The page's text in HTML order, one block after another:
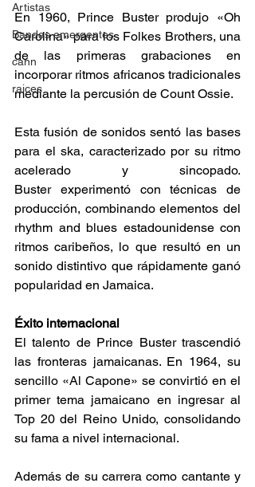
Artistas
Bandas emergentes
cann
raices
En 1960, Prince Buster produjo «Oh
Carolina» para los Folkes Brothers, una
de las primeras grabaciones en
incorporar ritmos africanos tradicionales
mediante la percusión de Count Ossie.
Esta fusión de sonidos sentó las bases
para el ska, caracterizado por su ritmo
acelerado y sincopado.
Buster experimentó con técnicas de
producción, combinando elementos del
rhythm and blues estadounidense con
ritmos caribeños, lo que resultó en un
sonido distintivo que rápidamente ganó
popularidad en Jamaica.
Éxito internacional
El talento de Prince Buster trascendió
las fronteras jamaicanas. En 1964, su
sencillo «Al Capone» se convirtió en el
primer tema jamaicano en ingresar al
Top 20 del Reino Unido, consolidando
su fama a nivel internacional.
Además de su carrera como cantante y